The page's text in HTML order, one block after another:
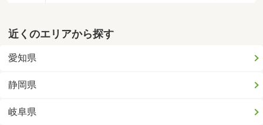
近くのエリアから探す
愛知県
静岡県
岐阜県